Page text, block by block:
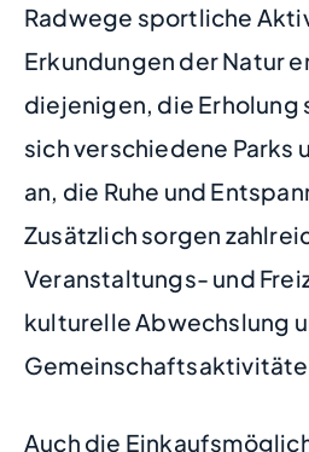
Radwege sportliche
Erkundungen der Natur
diejenigen, die Erholung
sich verschiedene Parks
an, die Ruhe und
Zusätzlich sorgen
Veranstaltungs- und
kulturelle Abwechslung
Auch die